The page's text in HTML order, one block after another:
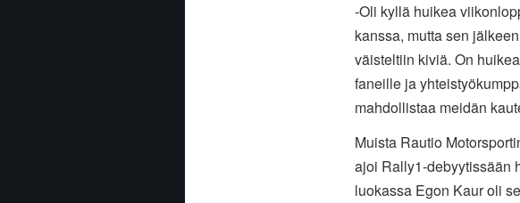
-Oli kyllä huikea
kanssa, mutta sen
väisteltiin kiviä. On
faneille ja
mahdollistaa meidän
Muista Rautio
ajoi Rally1-debyytissään
luokassa Egon Kaur oli